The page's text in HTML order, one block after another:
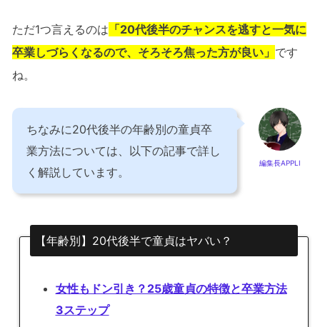
ただ1つ言えるのは 「20代後半のチャンスを逃すと一気に
卒業しづらくなるので、そろそろ焦った方が良い」 です
ね。
編集長APPLI
ちなみに20代後半の年齢別の童貞卒
業方法については、以下の記事で詳し
く解説しています。
【年齢別】20代後半で童貞はヤバい？
女性もドン引き？25歳童貞の特徴と卒業方法
3ステップ